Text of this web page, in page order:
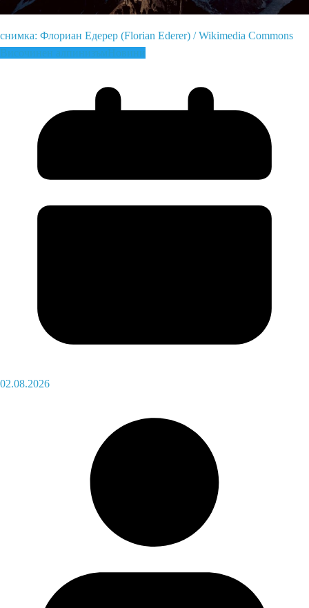
снимка: Флориан Едерер (Florian Ederer) / Wikimedia Commons
Височинен алпинизъмНовини
02.08.2026